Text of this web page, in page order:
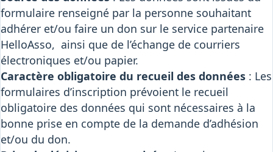
formulaire renseigné par la personne souhaitant
adhérer et/ou faire un don sur le service partenaire
HelloAsso, ainsi que de l’échange de courriers
électroniques et/ou papier.
Caractère obligatoire du recueil des données : Les
formulaires d’inscription prévoient le recueil
obligatoire des données qui sont nécessaires à la
bonne prise en compte de la demande d’adhésion
et/ou du don.